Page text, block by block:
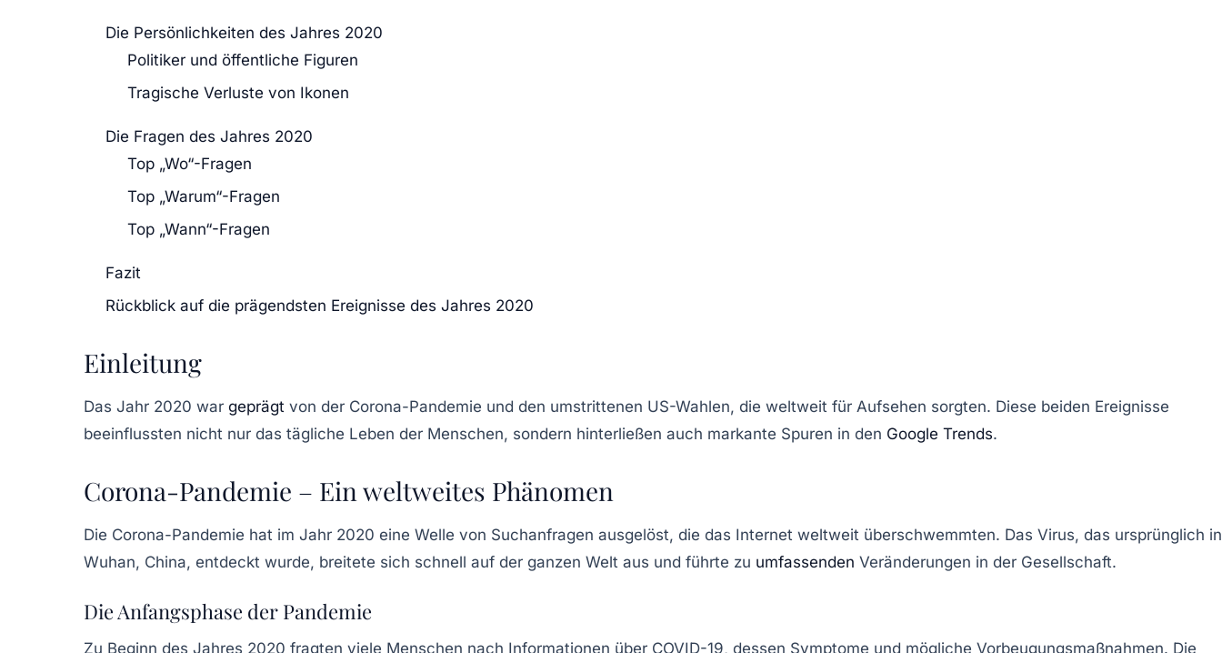
Die Persönlichkeiten des Jahres 2020
Politiker und öffentliche Figuren
Tragische Verluste von Ikonen
Die Fragen des Jahres 2020
Top „Wo“-Fragen
Top „Warum“-Fragen
Top „Wann“-Fragen
Fazit
Rückblick auf die prägendsten Ereignisse des Jahres 2020
Einleitung
Das Jahr 2020 war geprägt von der Corona-Pandemie und den umstrittenen US-Wahlen, die weltweit für Aufsehen sorgten. Diese beiden Ereignisse
beeinflussten nicht nur das tägliche Leben der Menschen, sondern hinterließen auch markante Spuren in den Google Trends.
Corona-Pandemie – Ein weltweites Phänomen
Die Corona-Pandemie hat im Jahr 2020 eine Welle von Suchanfragen ausgelöst, die das Internet weltweit überschwemmten. Das Virus, das ursprünglich in
Wuhan, China, entdeckt wurde, breitete sich schnell auf der ganzen Welt aus und führte zu umfassenden Veränderungen in der Gesellschaft.
Die Anfangsphase der Pandemie
Zu Beginn des Jahres 2020 fragten viele Menschen nach Informationen über COVID-19, dessen Symptome und mögliche Vorbeugungsmaßnahmen. Die